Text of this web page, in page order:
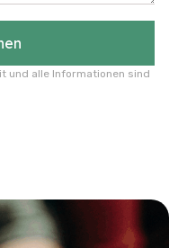
und alle Informationen sind